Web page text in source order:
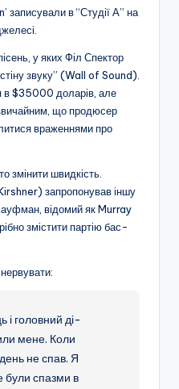
записували в “Студії А” на
у яких Філ Спектор
звуку” (Wall of Sound).
в $35000 доларів, але
що продюсер
враженнями про
змінити швидкість.
запропонував іншу
відомий як Murray
змістити партію бас-
і головний ді-
мене. Коли
не спав. Я
були спазми в